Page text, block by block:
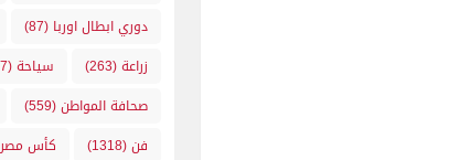
دوري ابطال اوربا (87)
زراعة(263) سياحة(77)
صحافة المواطن(559)
فن(1318) كأس مصر